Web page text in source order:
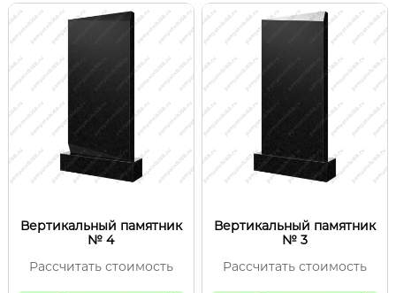
Вертикальный памятник
№ 4
Рассчитать стоимость
Вертикальный памятник
№ 3
Рассчитать стоимость